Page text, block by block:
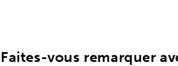
Faites-vous remarquer